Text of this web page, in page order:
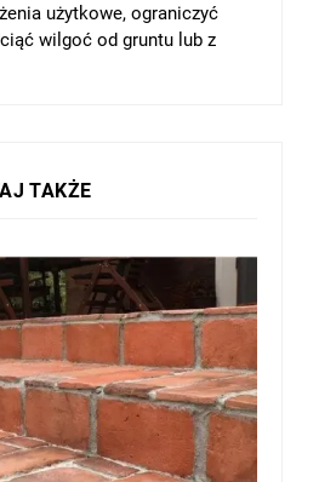
użytkowe, ograniczyć
wilgoć od gruntu lub z
TAKŻE